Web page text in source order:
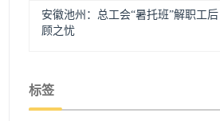
安徽池州：总工会“暑托班”解职工后
顾之忧
标签